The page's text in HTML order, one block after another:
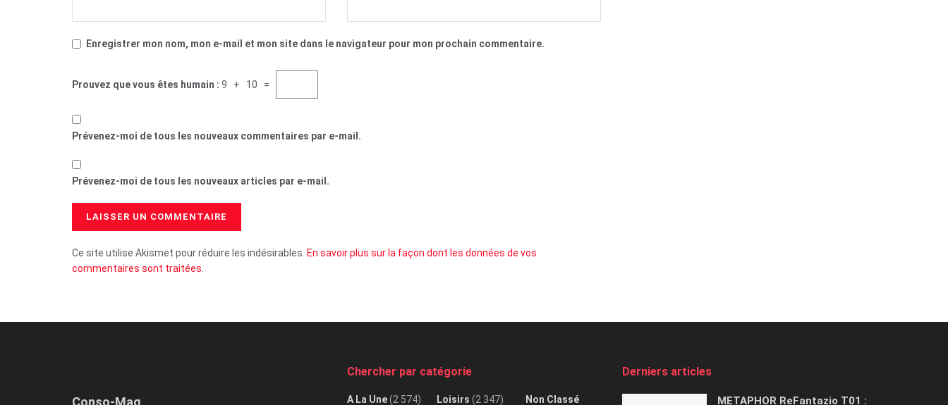
Enregistrer mon nom, mon e-mail et mon site dans le navigateur pour mon prochain commentaire.
Prouvez que vous êtes humain : 9 + 10 =
Prévenez-moi de tous les nouveaux commentaires par e-mail.
Prévenez-moi de tous les nouveaux articles par e-mail.
Ce site utilise Akismet pour réduire les indésirables. En savoir plus sur la façon dont les données de vos
commentaires sont traitées.
Conso-Mag
Chercher par catégorie
A La Une(2 574) Loisirs (2 347)
Non Classé
Derniers articles
METAPHOR ReFantazio T01 :